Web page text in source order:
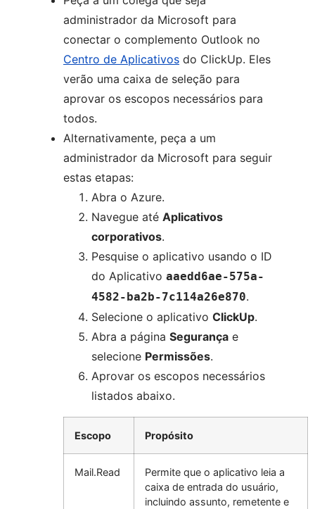
administrador da Microsoft para
conectar o complemento Outlook no
Centro de Aplicativos do ClickUp. Eles
verão uma caixa de seleção para
aprovar os escopos necessários para
todos.
Alternativamente, peça a um
administrador da Microsoft para seguir
estas etapas:
Abra o Azure.
Navegue até Aplicativos
corporativos.
Pesquise o aplicativo usando o ID
do Aplicativo aaedd6ae-575a-
4582-ba2b-7c114a26e870.
Selecione o aplicativo ClickUp.
Abra a página Segurança e
selecione Permissões.
Aprovar os escopos necessários
listados abaixo.
Escopo Propósito
Mail.Read
Permite que o aplicativo leia a
caixa de entrada do usuário,
incluindo assunto, remetente e